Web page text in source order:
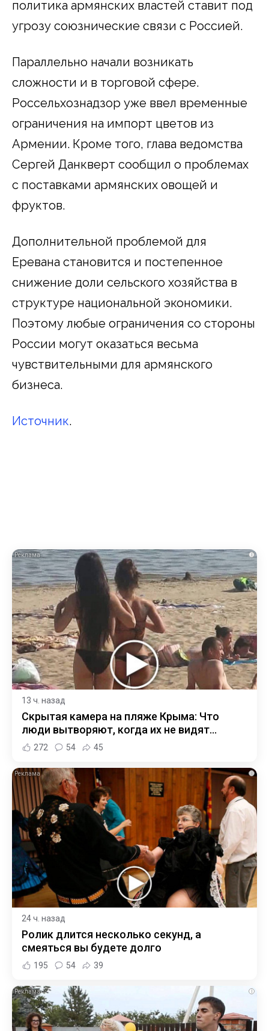
политика армянских властей ставит под
угрозу союзнические связи с Россией.
Параллельно начали возникать
сложности и в торговой сфере.
Россельхознадзор уже ввел временные
ограничения на импорт цветов из
Армении. Кроме того, глава ведомства
Сергей Данкверт сообщил о проблемах
с поставками армянских овощей и
фруктов.
Дополнительной проблемой для
Еревана становится и постепенное
снижение доли сельского хозяйства в
структуре национальной экономики.
Поэтому любые ограничения со стороны
России могут оказаться весьма
чувствительными для армянского
бизнеса.
Источник.
i
13 ч. назад
Скрытая камера на пляже Крыма: Что
люди вытворяют, когда их не видят...
272 54 45
i
24 ч. назад
Ролик длится несколько секунд, а
смеяться вы будете долго
195 54 39
i